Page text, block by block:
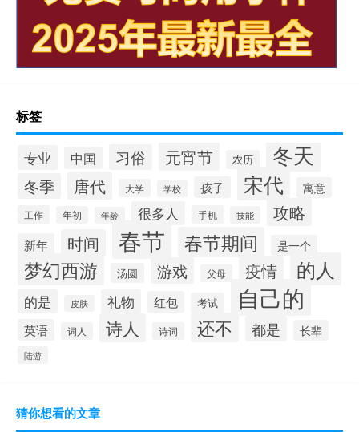
标签
专业 中国 习俗 元宵节 农历 冬天
冬季 唐代 大学 学校 孩子 宋代 寓意
工作 年初 年龄 很多人 手机 技能 攻略
新年 时间 春节 春节期间 是一个
梦幻西游 汤圆 游戏 父母 疫情 的人
的是 皮肤 礼物 红包 考试 自己的
英语 词人 诗人 诗词 还不 都是 长辈
陆游
猜你想看的文章